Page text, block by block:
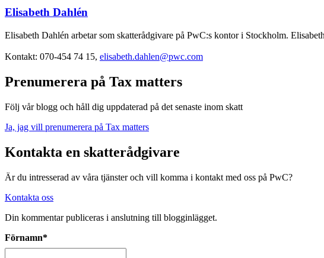
Elisabeth Dahlén
Elisabeth Dahlén arbetar som skatterådgivare på PwC:s kontor i Stockholm.
Kontakt: 070-454 74 15, elisabeth.dahlen@pwc.com
Prenumerera på Tax matters
Följ vår blogg och håll dig uppdaterad på det senaste inom skatt
Ja, jag vill prenumerera på Tax matters
Kontakta en skatterådgivare
Är du intresserad av våra tjänster och vill komma i kontakt med oss på PwC?
Kontakta oss
Din kommentar publiceras i anslutning till blogginlägget.
Förnamn*